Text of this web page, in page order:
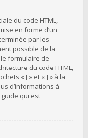
du code HTML,
en forme d’un
par les
possible de la
formulaire de
du code HTML,
« [ » et « ] » à la
d’informations à
qui est